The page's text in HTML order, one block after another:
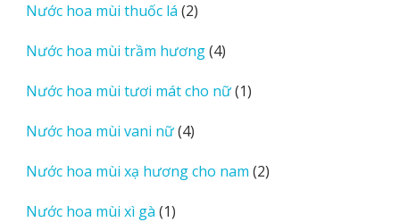
Nước hoa mùi thuốc lá 22
phẩm
Nước hoa mùi trầm hương 44
phẩm
Nước hoa mùi tươi mát cho nữ 11
Nước hoa mùi vani nữ 44
phẩm
Nước hoa mùi xạ hương cho nam 22
Nước hoa mùi xì gà 11